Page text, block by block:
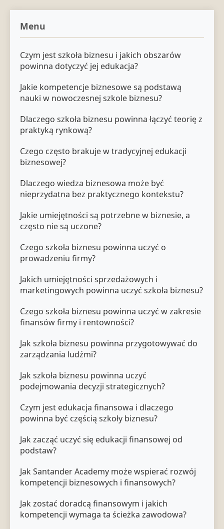
Menu
Czym jest szkoła biznesu i jakich obszarów
powinna dotyczyć jej edukacja?
Jakie kompetencje biznesowe są podstawą
nauki w nowoczesnej szkole biznesu?
Dlaczego szkoła biznesu powinna łączyć teorię z
praktyką rynkową?
Czego często brakuje w tradycyjnej edukacji
biznesowej?
Dlaczego wiedza biznesowa może być
nieprzydatna bez praktycznego kontekstu?
Jakie umiejętności są potrzebne w biznesie, a
często nie są uczone?
Czego szkoła biznesu powinna uczyć o
prowadzeniu firmy?
Jakich umiejętności sprzedażowych i
marketingowych powinna uczyć szkoła biznesu?
Czego szkoła biznesu powinna uczyć w zakresie
finansów firmy i rentowności?
Jak szkoła biznesu powinna przygotowywać do
zarządzania ludźmi?
Jak szkoła biznesu powinna uczyć
podejmowania decyzji strategicznych?
Czym jest edukacja finansowa i dlaczego
powinna być częścią szkoły biznesu?
Jak zacząć uczyć się edukacji finansowej od
podstaw?
Jak Santander Academy może wspierać rozwój
kompetencji biznesowych i finansowych?
Jak zostać doradcą finansowym i jakich
kompetencji wymaga ta ścieżka zawodowa?